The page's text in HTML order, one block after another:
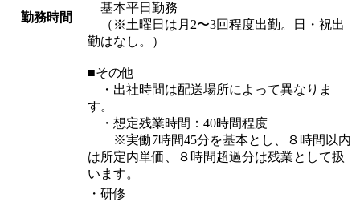
勤務時間
基本平日勤務
（※土曜日は月2〜3回程度出勤。日・祝出
勤はなし。）
■その他
・出社時間は配送場所によって異なりま
す。
・想定残業時間：40時間程度
※実働7時間45分を基本とし、８時間以内
は所定内単価、８時間超過分は残業として扱
います。
・研修